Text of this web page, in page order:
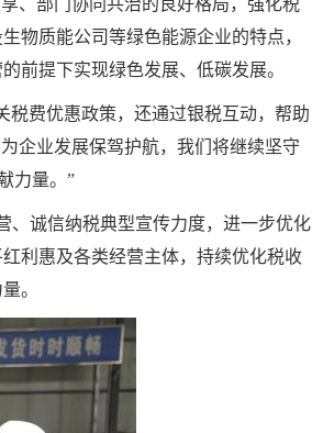
、部门协同共治的良好格局，强化税
物质能公司等绿色能源企业的特点，
前提下实现绿色发展、低碳发展。
税费优惠政策，还通过银税互动，帮助
企业发展保驾护航，我们将继续坚守
力量。”
、诚信纳税典型宣传力度，进一步优化
利惠及各类经营主体，持续优化税收
。